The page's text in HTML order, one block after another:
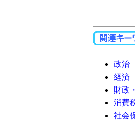
政治
経済
財政
消費
社会